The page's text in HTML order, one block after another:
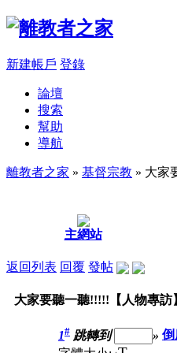
新建帳戶 登錄
論壇
搜索
幫助
導航
離教者之家 » 基督宗教 » 大家
主網站
返回列表 回覆 發帖
大家要聽一聽!!!!!【人物專訪
1# 跳轉到 » 倒